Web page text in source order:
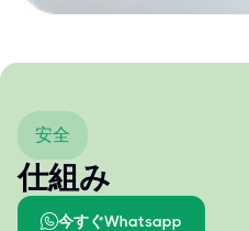
安全
仕組み
今すぐWhatsapp